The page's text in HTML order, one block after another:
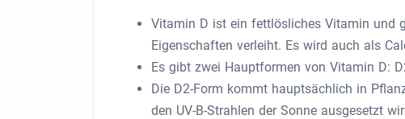
Vitamin D ist ein fettlösliches Vitamin und
Eigenschaften verleiht. Es wird auch als
Es gibt zwei Hauptformen von Vitamin D:
Die D2-Form kommt hauptsächlich in
den UV-B-Strahlen der Sonne ausgesetzt